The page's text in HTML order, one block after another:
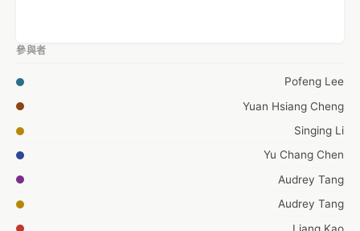
參與者
Pofeng Lee
Yuan Hsiang Cheng
Singing Li
Yu Chang Chen
Audrey Tang
Audrey Tang
Liang Kao